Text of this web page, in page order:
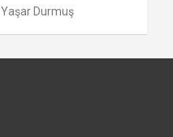
Yaşar Durmuş